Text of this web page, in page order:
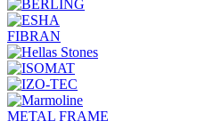
FIBRAN
METAL FRAME